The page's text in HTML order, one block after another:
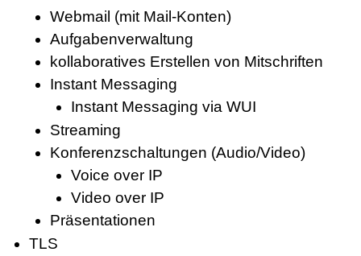
Webmail (mit Mail-Konten)
Aufgabenverwaltung
kol­la­bo­ra­tives Erstellen von Mitschriften
Instant Messaging
Instant Messaging via WUI
Streaming
Konferenzschaltungen (Audio/Video)
Voice over IP
Video over IP
Präsentationen
TLS